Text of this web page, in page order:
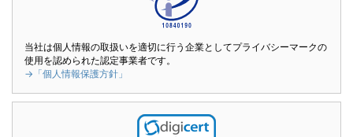
当社は個人情報の取扱いを適切に行う企業としてプライバシーマークの
使用を認められた認定事業者です。
→「個人情報保護方針」